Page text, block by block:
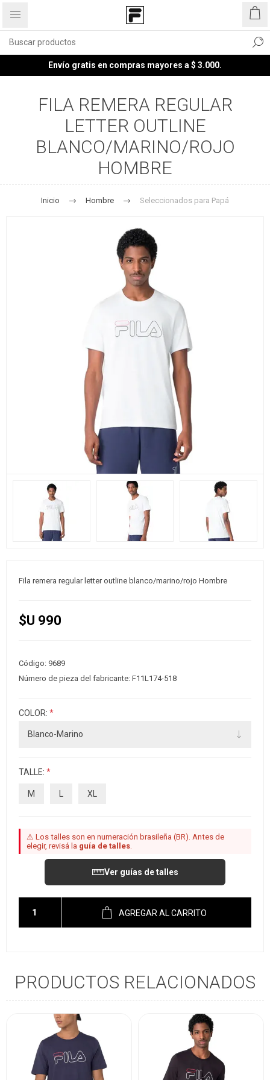
Envío gratis en compras mayores a $ 3.000.
FILA REMERA REGULAR
LETTER OUTLINE
BLANCO/MARINO/ROJO
HOMBRE
Inicio Hombre Seleccionados para Papá
Fila remera regular letter outline blanco/marino/rojo Hombre
$U 990
Código: 9689
Número de pieza del fabricante: F11L174-518
COLOR: *
TALLE: *
M L XL
⚠ Los talles son en numeración brasileña (BR). Antes de
elegir, revisá la guía de talles
Ver guías de talles
AGREGAR AL CARRITO
PRODUCTOS RELACIONADOS